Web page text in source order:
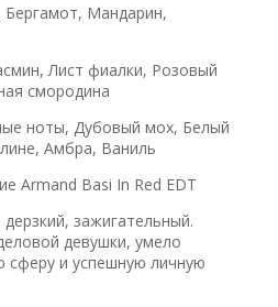
Мандарин,
Лист фиалки, Розовый
смородина
ноты, Дубовый мох, Белый
Амбра, Ваниль
Armand Basi In Red EDT
зажигательный.
девушки, умело
и успешную личную